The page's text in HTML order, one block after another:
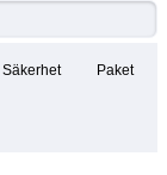
Säkerhet Paket